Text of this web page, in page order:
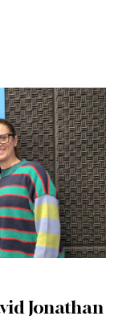
Jonathan